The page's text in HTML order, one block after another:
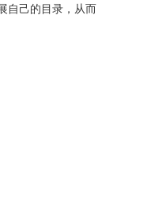
自己的目录，从而